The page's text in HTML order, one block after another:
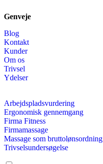
Genveje
Blog
Kontakt
Kunder
Om os
Trivsel
Ydelser
Arbejdspladsvurdering
Ergonomisk gennemgang
Firma Fitness
Firmamassage
Massage som bruttolønsordning
Trivselsundersøgelse